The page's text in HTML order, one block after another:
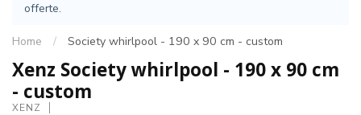
offerte.
Home / Society whirlpool - 190 x 90 cm - custom
Xenz Society whirlpool - 190 x 90 cm
- custom
XENZ